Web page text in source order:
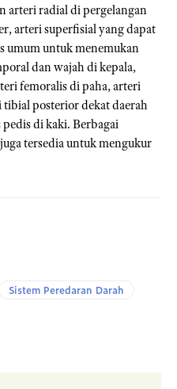
arteri radial di pergelangan
arteri superfisial yang dapat
umum untuk menemukan
dan wajah di kepala,
femoralis di paha, arteri
posterior dekat daerah
di kaki. Berbagai
tersedia untuk mengukur
Sistem Peredaran Darah